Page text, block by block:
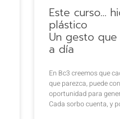
Este curso…
plástico
Un gesto
a día
En Bc3 creemos que
que parezca, puede
oportunidad para
Cada sorbo cuenta, y